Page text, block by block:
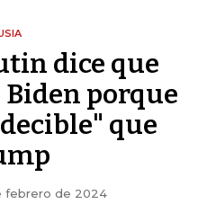
dice que
Biden porque
que
febrero de 2024